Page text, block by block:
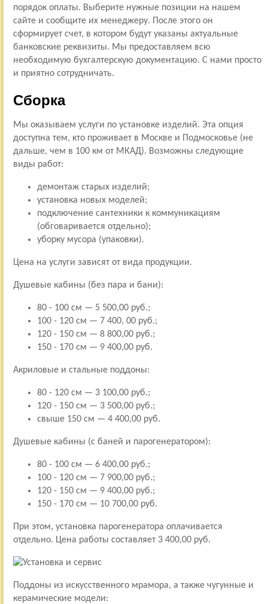
порядок оплаты. Выберите нужные позиции на нашем
сайте и сообщите их менеджеру. После этого он
сформирует счет, в котором будут указаны актуальные
банковские реквизиты. Мы предоставляем всю
необходимую бухгалтерскую документацию. С нами просто
и приятно сотрудничать.
Сборка
Мы оказываем услуги по установке изделий. Эта опция
доступна тем, кто проживает в Москве и Подмосковье (не
дальше, чем в 100 км от МКАД). Возможны следующие
виды работ:
демонтаж старых изделий;
установка новых моделей;
подключение сантехники к коммуникациям
(обговаривается отдельно);
уборку мусора (упаковки).
Цена на услуги зависят от вида продукции.
Душевые кабины (без пара и бани):
80 - 100 см — 5 500,00 руб.;
100 - 120 см — 7 400, 00 руб.;
120 - 150 см — 8 800,00 руб.;
150 - 170 см — 9 400,00 руб.
Акриловые и стальные поддоны:
80 - 120 см — 3 100,00 руб.;
120 - 150 см — 3 500,00 руб.;
свыше 150 см — 4 400,00 руб.
Душевые кабины (с баней и парогенератором):
80 - 100 см — 6 400,00 руб.;
100 - 120 см — 7 900,00 руб.;
120 - 150 см — 9 400,00 руб.;
150 - 170 см — 10 700,00 руб.
При этом, установка парогенератора оплачивается
отдельно. Цена работы составляет 3 400,00 руб.
Поддоны из искусственного мрамора, а также чугунные и
керамические модели: